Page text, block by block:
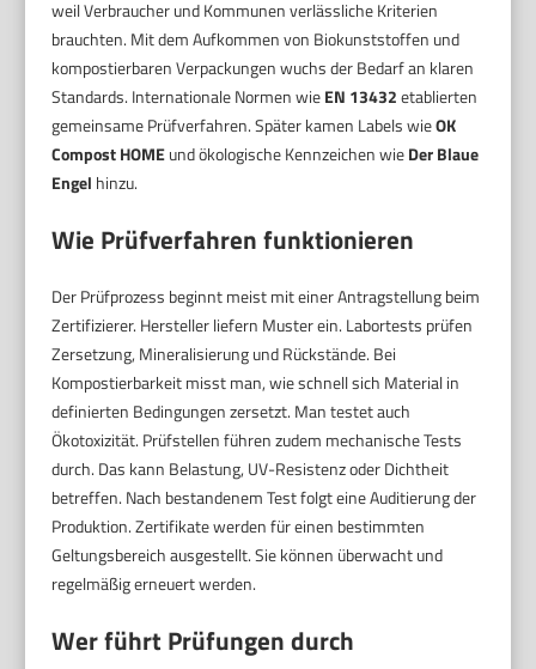
weil Verbraucher und Kommunen verlässliche Kriterien
brauchten. Mit dem Aufkommen von Biokunststoffen und
kompostierbaren Verpackungen wuchs der Bedarf an klaren
Standards. Internationale Normen wieEN 13432etablierten
gemeinsame Prüfverfahren. Später kamen Labels wieOK
Compost HOMEund ökologische Kennzeichen wieDer Blaue
Engel hinzu.
Wie Prüfverfahren funktionieren
Der Prüfprozess beginnt meist mit einer Antragstellung beim
Zertifizierer. Hersteller liefern Muster ein. Labortests prüfen
Zersetzung, Mineralisierung und Rückstände. Bei
Kompostierbarkeit misst man, wie schnell sich Material in
definierten Bedingungen zersetzt. Man testet auch
Ökotoxizität. Prüfstellen führen zudem mechanische Tests
durch. Das kann Belastung, UV-Resistenz oder Dichtheit
betreffen. Nach bestandenem Test folgt eine Auditierung der
Produktion. Zertifikate werden für einen bestimmten
Geltungsbereich ausgestellt. Sie können überwacht und
regelmäßig erneuert werden.
Wer führt Prüfungen durch